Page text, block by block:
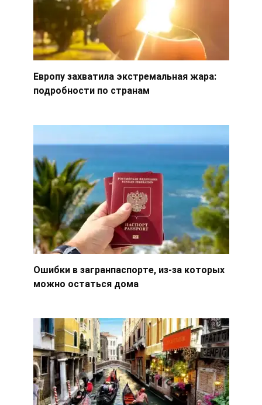
Европу захватила экстремальная жара:
подробности по странам
Ошибки в загранпаспорте, из-за которых
можно остаться дома